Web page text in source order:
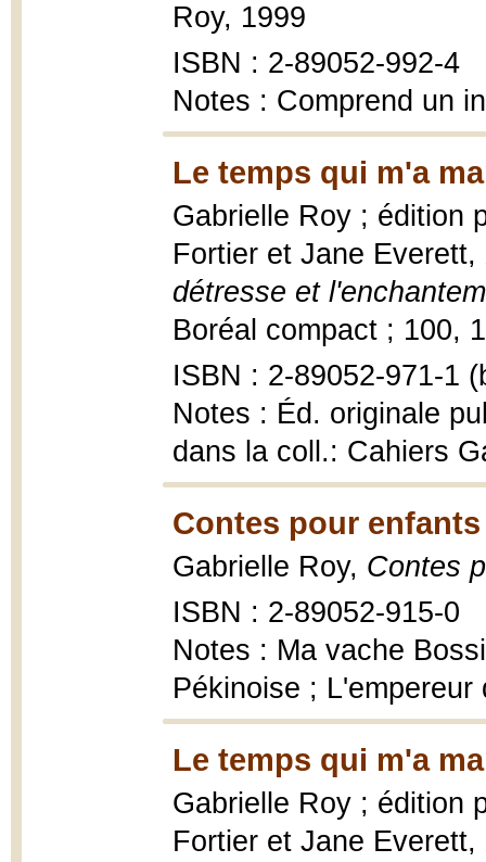
Roy, 1999
ISBN : 2-89052-992-4
Notes : Comprend un
Le temps qui m'a
Gabrielle Roy ; édition
Fortier et Jane Everett,
détresse et
Boréal compact ; 100,
ISBN : 2-89052-971-1
Notes : Éd. originale
dans la coll.: Cahiers
Contes pour enfants
Gabrielle Roy, Contes
ISBN : 2-89052-915-0
Notes : Ma vache
Pékinoise ; L'empereur
Le temps qui m'a
Gabrielle Roy ; édition
Fortier et Jane Everett,